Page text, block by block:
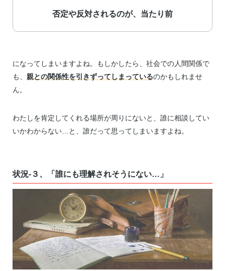
否定や反対されるのが、当たり前
になってしまいますよね。もしかしたら、社会での人間関係で
も、 親との関係性を引きずってしまっているのかもしれませ
ん。
わたしを肯定してくれる場所が周りにないと、誰に相談してい
いかわからない…と、誰だって思ってしまいますよね。
状況-３、「誰にも理解されそうにない…」